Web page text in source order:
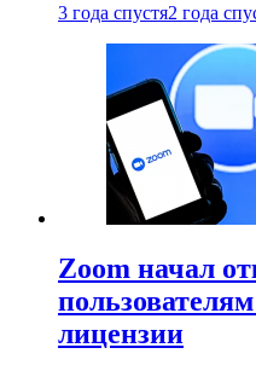
3 года спустя2 года
Zoom начал
лицензии